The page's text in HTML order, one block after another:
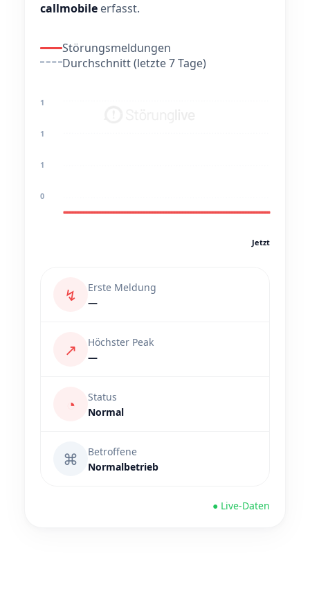
callmobile erfasst.
Störungsmeldungen
Durchschnitt (letzte 7 Tage)
1
1
1
0
Jetzt
↯
Erste Meldung
—
↗
Höchster Peak
—
◔
Status
Normal
⌘
Betroffene
Normalbetrieb
● Live-Daten